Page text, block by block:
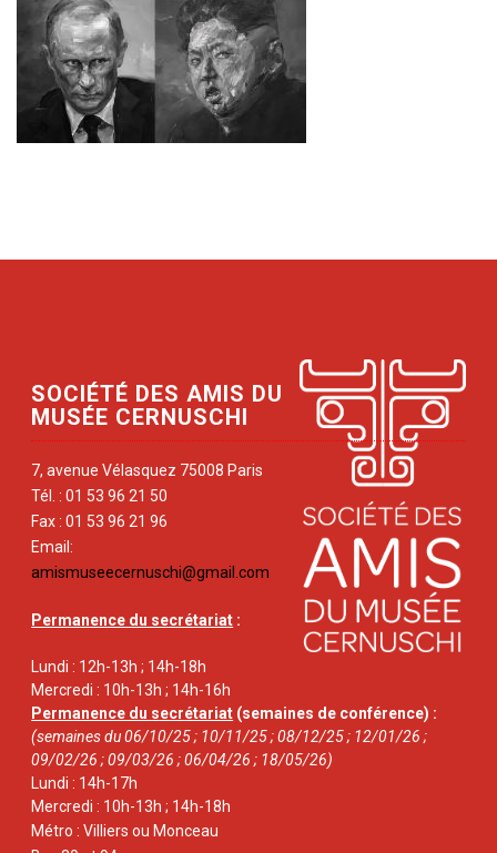
SOCIÉTÉ DES AMIS DU
MUSÉE CERNUSCHI
7, avenue Vélasquez 75008 Paris
Tél. : 01 53 96 21 50
Fax : 01 53 96 21 96
Email:
amismuseecernuschi@gmail.com
Permanence du secrétariat :
Lundi : 12h-13h ; 14h-18h
Mercredi : 10h-13h ; 14h-16h
Permanence du secrétariat (semaines de conférence) :
(semaines du 06/10/25 ; 10/11/25 ; 08/12/25 ; 12/01/26 ;
09/02/26 ; 09/03/26 ; 06/04/26 ; 18/05/26)
Lundi : 14h-17h
Mercredi : 10h-13h ; 14h-18h
Métro : Villiers ou Monceau